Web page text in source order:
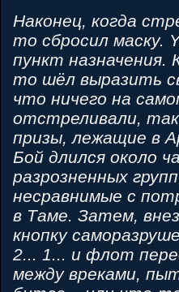
Наконец, когда
то сбросил маску.
пункт
то шёл выразить
что ничего на
отстреливали,
призы, лежащие в
Бой длился около
разрозненных
несравнимые с
в Таме. Затем,
кнопку
2... 1... и флот
между вреками,